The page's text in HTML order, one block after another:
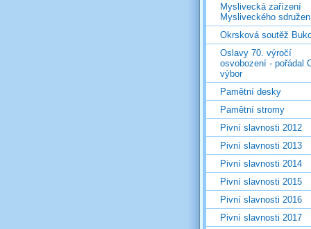
Myslivecká zařízení
Mysliveckého
Okrsková soutěž
Oslavy 70. výročí
osvobození - pořádal
výbor
Pamětní desky
Pamětní stromy
Pivní slavnosti 2012
Pivní slavnosti 2013
Pivní slavnosti 2014
Pivní slavnosti 2015
Pivní slavnosti 2016
Pivní slavnosti 2017